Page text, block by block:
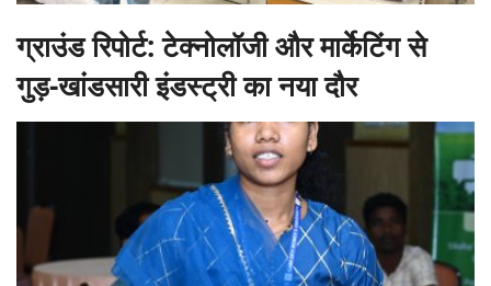
ग्राउंड रिपोर्ट: टेक्नोलॉजी और मार्केटिंग से
गुड़-खांडसारी इंडस्ट्री का नया दौर